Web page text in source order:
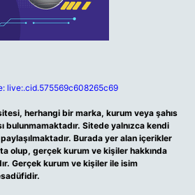
live:.cid.575569c608265c69
herhangi bir marka, kurum veya şahıs
bulunmamaktadır. Sitede yalnızca kendi
paylaşılmaktadır. Burada yer alan içerikler
olup, gerçek kurum ve kişiler hakkında
Gerçek kurum ve kişiler ile isim